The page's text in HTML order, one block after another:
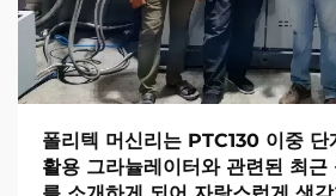
폴리텍 머신리는 PTC130 이중
활용 그라뉼레이터와 관련된 최